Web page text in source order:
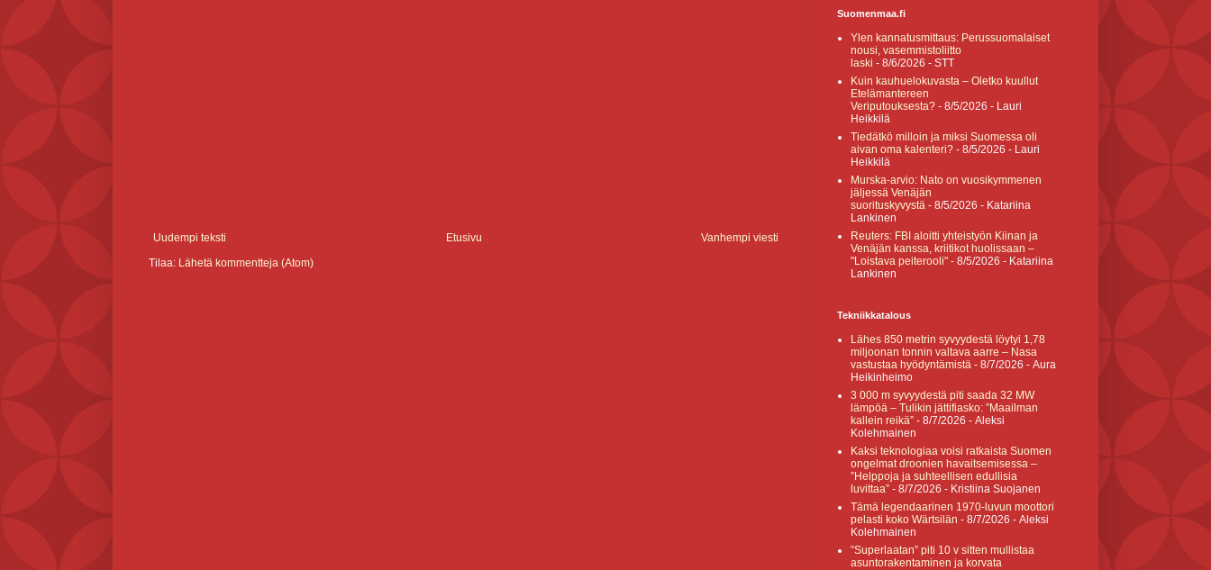
Uudempi teksti Vanhempi viesti
Etusivu
Tilaa: Lähetä kommentteja (Atom)
Suomenmaa.fi
Ylen kannatusmittaus: Perussuomalaiset
nousi, vasemmistoliitto
laski - 8/6/2026 - STT
Kuin kauhuelokuvasta – Oletko kuullut
Etelämantereen
Veriputouksesta? - 8/5/2026 - Lauri
Heikkilä
Tiedätkö milloin ja miksi Suomessa oli
aivan oma kalenteri? - 8/5/2026 - Lauri
Heikkilä
Murska-arvio: Nato on vuosikymmenen
jäljessä Venäjän
suorituskyvystä - 8/5/2026 - Katariina
Lankinen
Reuters: FBI aloitti yhteistyön Kiinan ja
Venäjän kanssa, kriitikot huolissaan –
"Loistava peiterooli" - 8/5/2026 - Katariina
Lankinen
Tekniikkatalous
Lähes 850 metrin syvyydestä löytyi 1,78
miljoonan tonnin valtava aarre – Nasa
vastustaa hyödyntämistä - 8/7/2026 - Aura
Heikinheimo
3 000 m syvyydestä piti saada 32 MW
lämpöä – Tulikin jättifiasko: ”Maailman
kallein reikä” - 8/7/2026 - Aleksi
Kolehmainen
Kaksi teknologiaa voisi ratkaista Suomen
ongelmat droonien havaitsemisessa –
”Helppoja ja suhteellisen edullisia
luvittaa” - 8/7/2026 - Kristiina Suojanen
Tämä legendaarinen 1970-luvun moottori
pelasti koko Wärtsilän - 8/7/2026 - Aleksi
Kolehmainen
”Superlaatan” piti 10 v sitten mullistaa
asuntorakentaminen ja korvata